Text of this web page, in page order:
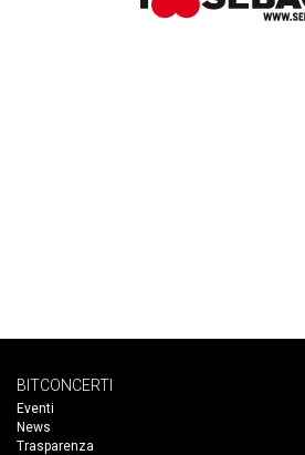
BITCONCERTI
Eventi
News
Trasparenza